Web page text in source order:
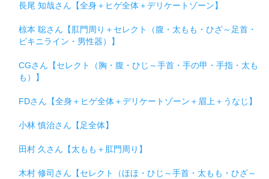
長尾 知哉さん【全身＋ヒゲ全体＋デリケートゾーン】
椋本 聡さん【肛門周り＋セレクト（腹・太もも・ひざ～足首・
ビキニライン・男性器）】
CGさん【セレクト（胸・腹・ひじ～手首・手の甲・手指・太も
も）】
FDさん【全身＋ヒゲ全体＋デリケートゾーン＋眉上＋うなじ】
小林 慎治さん【足全体】
田村 久さん【太もも＋肛門周り】
木村 修司さん【セレクト（ほほ・ひじ～手首・太もも・ひざ～